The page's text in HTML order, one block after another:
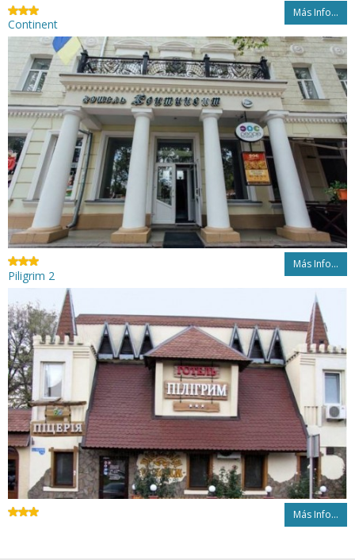
Más Info...
Continent
Más Info...
Piligrim 2
Más Info...